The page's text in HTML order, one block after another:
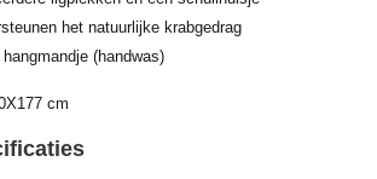
het natuurlijke krabgedrag
(handwas)
cm